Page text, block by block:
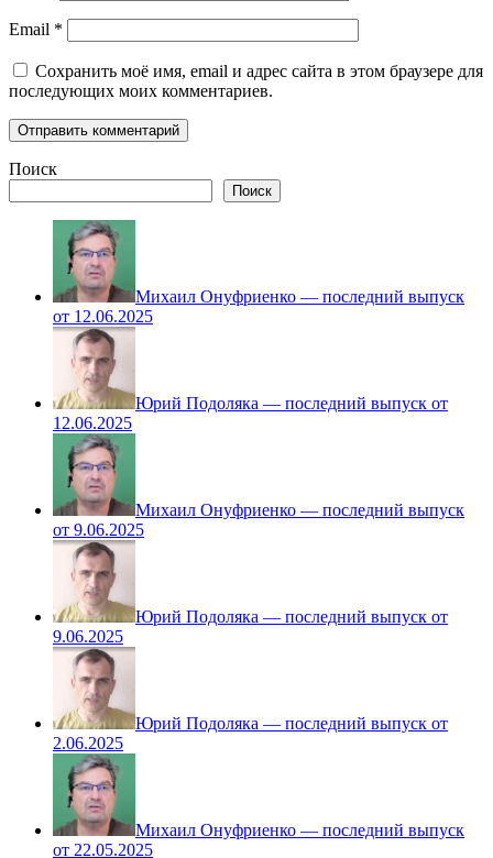
Email *
Сохранить моё имя, email и адрес сайта в этом браузере для
последующих моих комментариев.
Поиск
Поиск
Михаил Онуфриенко — последний выпуск
от 12.06.2025
Юрий Подоляка — последний выпуск от
12.06.2025
Михаил Онуфриенко — последний выпуск
от 9.06.2025
Юрий Подоляка — последний выпуск от
9.06.2025
Юрий Подоляка — последний выпуск от
2.06.2025
Михаил Онуфриенко — последний выпуск
от 22.05.2025